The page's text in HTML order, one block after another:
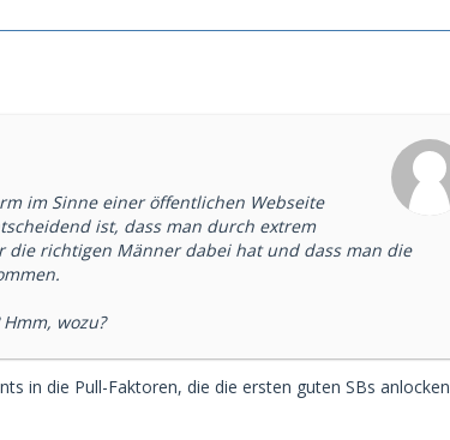
im Sinne einer öffentlichen Webseite
ist, dass man durch extrem
richtigen Männer dabei hat und dass man die
wozu?
in die Pull-Faktoren, die die ersten guten SBs anlocken